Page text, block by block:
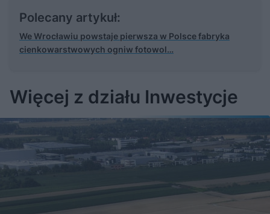
u
o
u
Â
Polecany artykuł:
We Wrocławiu powstaje pierwsza w Polsce fabryka
cienkowarstwowych ogniw fotowol…
Więcej z działu Inwestycje